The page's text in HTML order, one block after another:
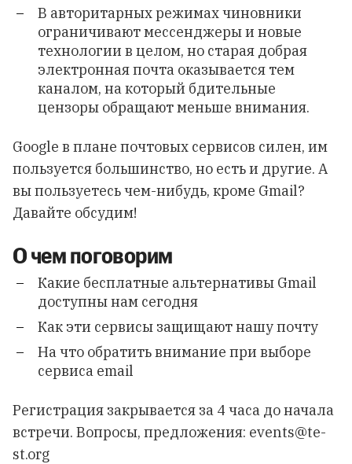
В авторитарных режимах чиновники
ограничивают мессенджеры и новые
технологии в целом, но старая добрая
электронная почта оказывается тем
каналом, на который бдительные
цензоры обращают меньше внимания.
Google в плане почтовых сервисов силен, им
пользуется большинство, но есть и другие. А
вы пользуетесь чем-нибудь, кроме Gmail?
Давайте обсудим!
О чем поговорим
Какие бесплатные альтернативы Gmail
доступны нам сегодня
Как эти сервисы защищают нашу почту
На что обратить внимание при выборе
сервиса email
Регистрация закрывается за 4 часа до начала
встречи. Вопросы, предложения: events@te-
st.org